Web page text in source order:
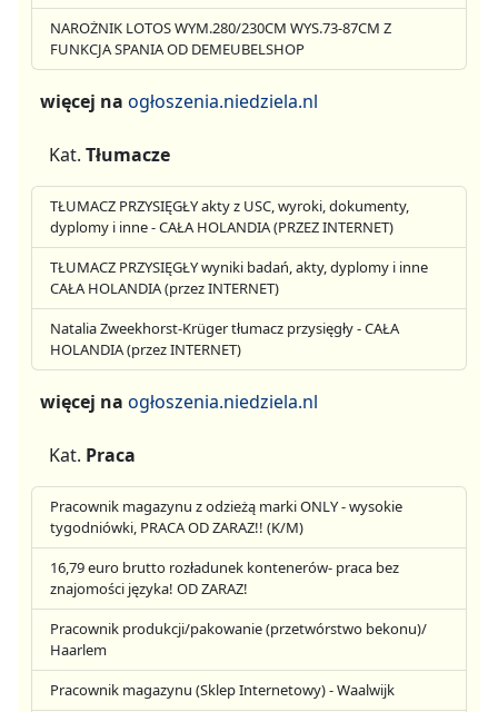
NAROŻNIK LOTOS WYM.280/230CM WYS.73-87CM Z
FUNKCJA SPANIA OD DEMEUBELSHOP
więcej na ogłoszenia.niedziela.nl
Kat. Tłumacze
TŁUMACZ PRZYSIĘGŁY akty z USC, wyroki, dokumenty,
dyplomy i inne - CAŁA HOLANDIA (PRZEZ INTERNET)
TŁUMACZ PRZYSIĘGŁY wyniki badań, akty, dyplomy i inne
CAŁA HOLANDIA (przez INTERNET)
Natalia Zweekhorst-Krüger tłumacz przysięgły - CAŁA
HOLANDIA (przez INTERNET)
więcej na ogłoszenia.niedziela.nl
Kat. Praca
Pracownik magazynu z odzieżą marki ONLY - wysokie
tygodniówki, PRACA OD ZARAZ!! (K/M)
16,79 euro brutto rozładunek kontenerów- praca bez
znajomości języka! OD ZARAZ!
Pracownik produkcji/pakowanie (przetwórstwo bekonu)/
Haarlem
Pracownik magazynu (Sklep Internetowy) - Waalwijk